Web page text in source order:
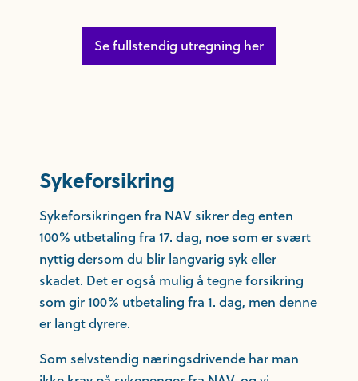
Se fullstendig utregning her
Sykeforsikring
Sykeforsikringen fra NAV sikrer deg enten
100% utbetaling fra 17. dag, noe som er svært
nyttig dersom du blir langvarig syk eller
skadet. Det er også mulig å tegne forsikring
som gir 100% utbetaling fra 1. dag, men denne
er langt dyrere.
Som selvstendig næringsdrivende har man